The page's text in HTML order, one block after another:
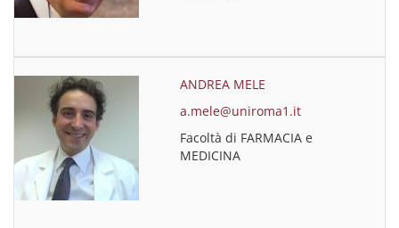
ANDREA MELE
a.mele@uniroma1.it
Facoltà di FARMACIA e
MEDICINA